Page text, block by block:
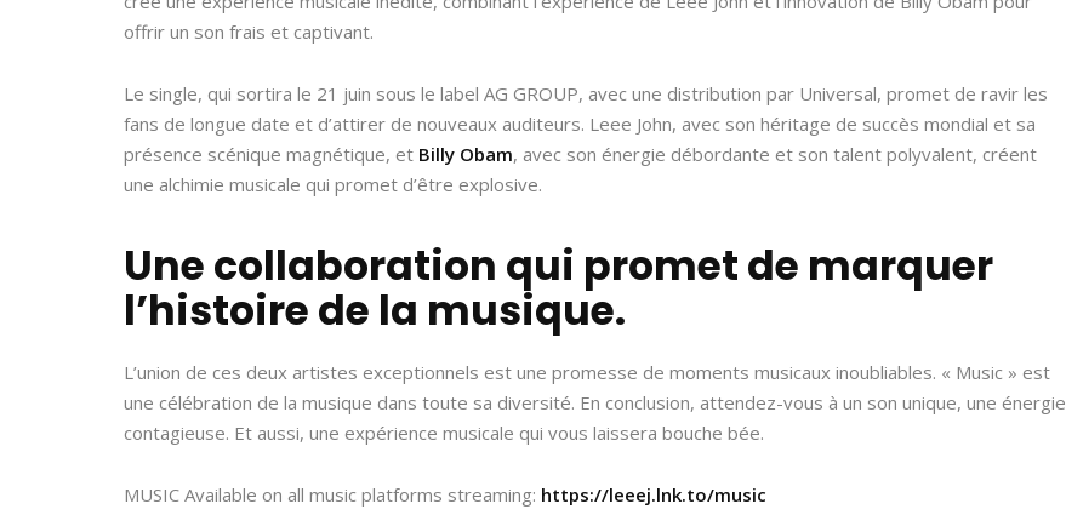
offrir un son frais et captivant.
Le single, qui sortira le 21 juin sous le label AG GROUP, avec une distribution par Universal, promet de ravir les
fans de longue date et d’attirer de nouveaux auditeurs. Leee John, avec son héritage de succès mondial et sa
présence scénique magnétique, et Billy Obam, avec son énergie débordante et son talent polyvalent, créent
une alchimie musicale qui promet d’être explosive.
Une collaboration qui promet de marquer
l’histoire de la musique.
L’union de ces deux artistes exceptionnels est une promesse de moments musicaux inoubliables. « Music » est
une célébration de la musique dans toute sa diversité. En conclusion, attendez-vous à un son unique, une énergie
contagieuse. Et aussi, une expérience musicale qui vous laissera bouche bée.
MUSIC Available on all music platforms streaming: https://leeej.lnk.to/music